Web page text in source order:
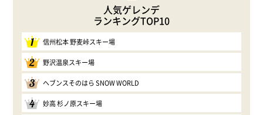
人気ゲレンデ
ランキングTOP10
1 信州松本 野麦峠スキー場
2 野沢温泉スキー場
3 ヘブンスそのはら SNOW WORLD
4 妙高 杉ノ原スキー場